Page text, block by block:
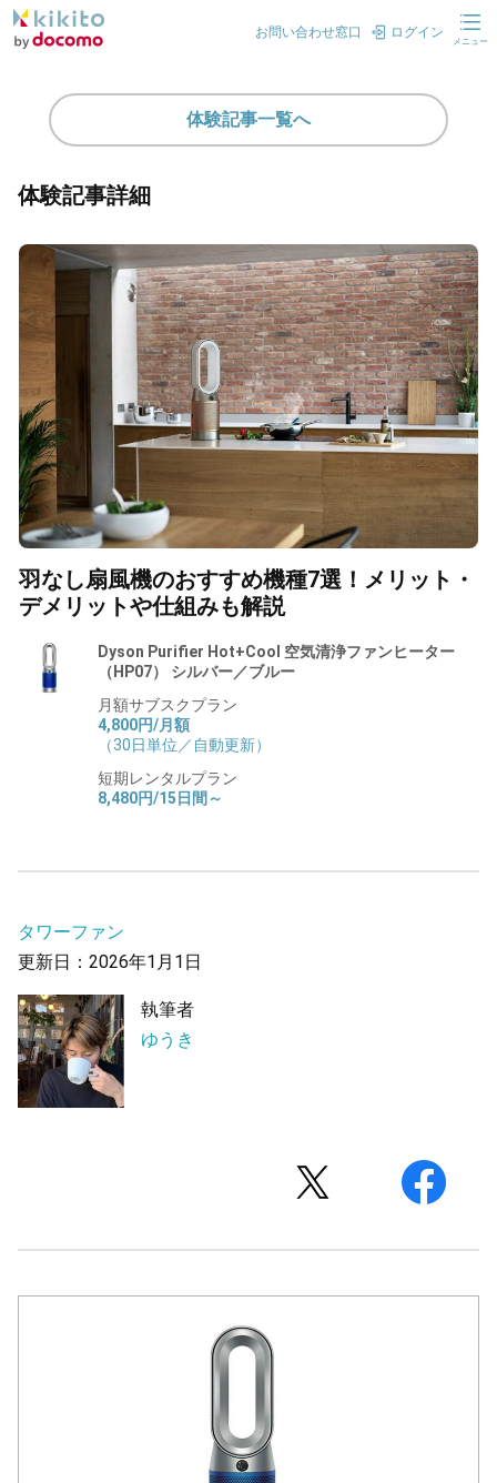
お問い合わせ窓口 ログイン
メニュー
体験記事一覧へ
体験記事詳細
羽なし扇風機のおすすめ機種7選！メリット・
デメリットや仕組みも解説
Dyson Purifier Hot+Cool 空気清浄ファンヒーター
（HP07） シルバー／ブルー
月額サブスクプラン
4,800円/月額
（30日単位／自動更新）
短期レンタルプラン
8,480円/15日間～
タワーファン
更新日：2026年1月1日
執筆者
ゆうき